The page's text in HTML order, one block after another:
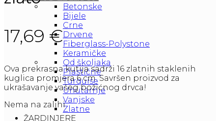
Betonske
Bijele
Crne
Drvene
Fiberglass-Polystone
Keramičke
Od školjaka
Plastične
Turquise
Unutarnje
Vanjske
Zlatne
ŽARDINJERE
17,69 €
Ova prekrasna kutija sadrži 16 zlatnih staklenih
kuglica promjera 6 cm. Savršen proizvod za
ukrašavanje vašeg božićnog drvca!
Nema na zalihi